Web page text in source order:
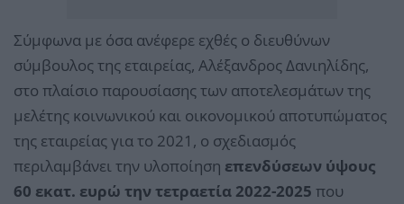
Σύμφωνα με όσα ανέφερε εχθές ο διευθύνων
σύμβουλος της εταιρείας, Αλέξανδρος Δανιηλίδης,
στο πλαίσιο παρουσίασης των αποτελεσμάτων της
μελέτης κοινωνικού και οικονομικού αποτυπώματος
της εταιρείας για το 2021, ο σχεδιασμός
περιλαμβάνει την υλοποίηση επενδύσεων ύψους
60 εκατ. ευρώ την τετραετία 2022-2025 που